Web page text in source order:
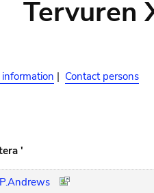
Tervuren
information | Contact persons
'